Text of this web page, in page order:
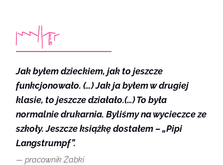
Jak byłem dzieckiem, jak to jeszcze
funkcjonowało. (…) Jak ja byłem w drugiej
klasie, to jeszcze działało.(…) To była
normalnie drukarnia. Byliśmy na wycieczce ze
szkoły. Jeszcze książkę dostałem – „Pipi
Langstrumpf”.
pracownik Żabki